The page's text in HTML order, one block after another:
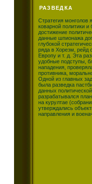
РАЗВЕДКА
Стратегия монголов
коварной политики
достижение
данные шпионажа
глубокой
ряда в Хорезм, рейд
Европу и т. д. Эта
удобные подступы,
нападения,
противника,
Одной из главных
была разведка
данных
разрабатывался
на курултае
утверждались
направления и